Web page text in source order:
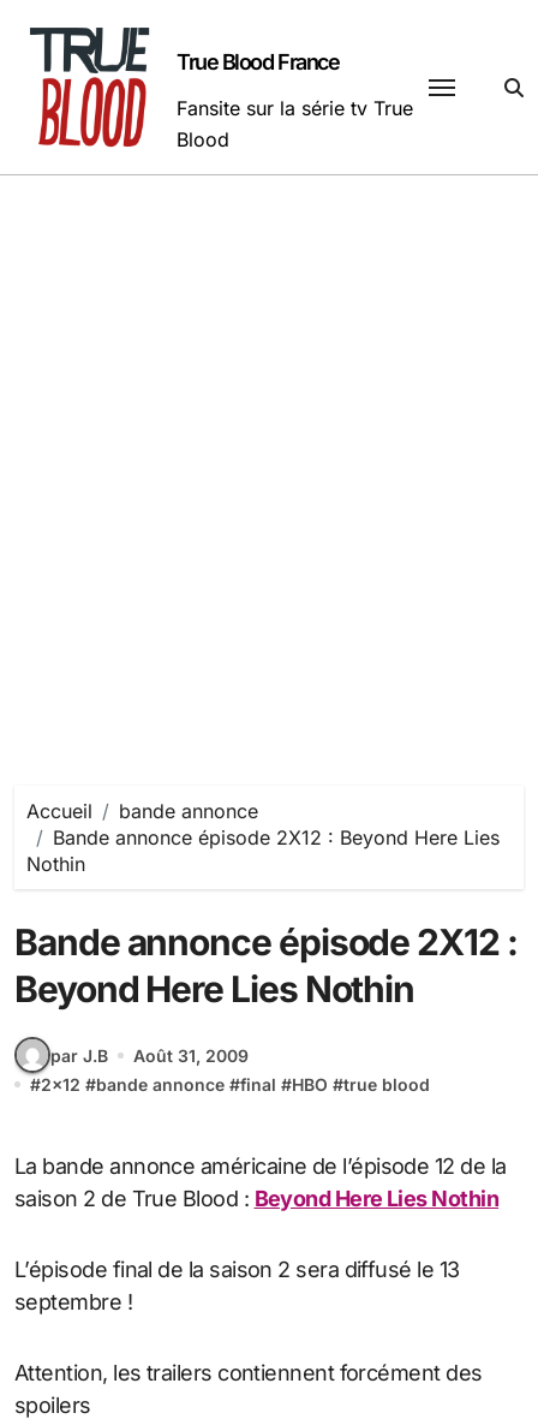
contenu
True Blood France
Fansite sur la série tv True
Blood
Accueil
bande annonce
Bande annonce épisode 2X12 : Beyond Here Lies
Nothin
Bande annonce épisode 2X12 :
Beyond Here Lies Nothin
par J.B
Août 31, 2009
#2x12 #bande annonce #final #HBO #true blood
La bande annonce américaine de l’épisode 12 de la
saison 2 de True Blood : Beyond Here Lies Nothin
L’épisode final de la saison 2 sera diffusé le 13
septembre !
Attention, les trailers contiennent forcément des
spoilers